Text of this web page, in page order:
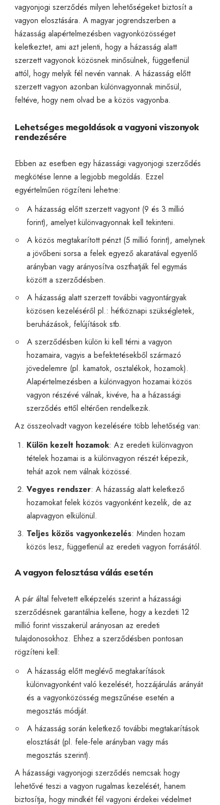
vagyonjogi szerződés milyen lehetőségeket biztosít a
vagyon elosztására. A magyar jogrendszerben a
házasság alapértelmezésben vagyonközösséget
keletkeztet, ami azt jelenti, hogy a házasság alatt
szerzett vagyonok közösnek minősülnek, függetlenül
attól, hogy melyik fél nevén vannak. A házasság előtt
szerzett vagyon azonban különvagyonnak minősül,
feltéve, hogy nem olvad be a közös vagyonba.
Lehetséges megoldások a vagyoni viszonyok
rendezésére
Ebben az esetben egy házassági vagyonjogi szerződés
megkötése lenne a legjobb megoldás. Ezzel
egyértelműen rögzíteni lehetne:
A házasság előtt szerzett vagyont (9 és 3 millió
forint), amelyet különvagyonnak kell tekinteni.
A közös megtakarított pénzt (5 millió forint), amelynek
a jövőbeni sorsa a felek egyező akaratával egyenlő
arányban vagy arányosítva oszthatják fel egymás
között a szerződésben.
A házasság alatt szerzett további vagyontárgyak
közösen kezeléséről pl.: hétköznapi szükségletek,
beruházások, felújítások stb.
A szerződésben külön ki kell térni a vagyon
hozamaira, vagyis a befektetésekből származó
jövedelemre (pl. kamatok, osztalékok, hozamok).
Alapértelmezésben a különvagyon hozamai közös
vagyon részévé válnak, kivéve, ha a házassági
szerződés ettől eltérően rendelkezik.
Az összeolvadt vagyon kezelésére több lehetőség van:
Külön kezelt hozamok: Az eredeti különvagyon
tételek hozamai is a különvagyon részét képezik,
tehát azok nem válnak közössé.
Vegyes rendszer: A házasság alatt keletkező
hozamokat felek közös vagyonként kezelik, de az
alapvagyon elkülönül.
Teljes közös vagyonkezelés: Minden hozam
közös lesz, függetlenül az eredeti vagyon forrásától.
A vagyon felosztása válás esetén
A pár által felvetett elképzelés szerint a házassági
szerződésnek garantálnia kellene, hogy a kezdeti 12
millió forint visszakerül arányosan az eredeti
tulajdonosokhoz. Ehhez a szerződésben pontosan
rögzíteni kell:
A házasság előtt meglévő megtakarítások
különvagyonként való kezelését, hozzájárulás arányát
és a vagyonközösség megszűnése esetén a
megosztás módját.
A házasság során keletkező további megtakarítások
elosztását (pl. fele-fele arányban vagy más
megosztás szerint).
A házassági vagyonjogi szerződés nemcsak hogy
lehetővé teszi a vagyon rugalmas kezelését, hanem
biztosítja, hogy mindkét fél vagyoni érdekei védelmet